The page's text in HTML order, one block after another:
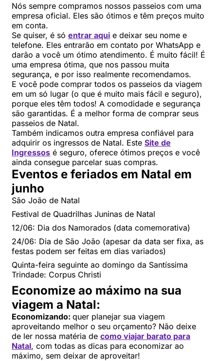
Nós sempre compramos nossos passeios com uma
empresa oficial. Eles são ótimos e têm preços muito
em conta.
Se quiser, é só entrar aqui e deixar seu nome e
telefone. Eles entrarão em contato por WhatsApp e
darão a você um ótimo atendimento. É muito fácil! É
uma empresa ótima, que nos passou muita
segurança, e por isso realmente recomendamos.
E você pode comprar todos os passeios da viagem
em um só lugar (o que é muito mais fácil e seguro),
porque eles têm todos! A comodidade e segurança
são garantidas. É a melhor forma de comprar seus
passeios de Natal.
Também indicamos outra empresa confiável para
adquirir os ingressos de Natal. Este Site de
Ingressos é seguro, oferece ótimos preços e você
ainda consegue parcelar suas compras.
Eventos e feriados em Natal em
junho
São João de Natal
Festival de Quadrilhas Juninas de Natal
12/06: Dia dos Namorados (data comemorativa)
24/06: Dia de São João (apesar da data ser fixa, as
festas podem ser feitas em dias variados)
Quinta-feira seguinte ao domingo da Santíssima
Trindade: Corpus Christi
Economize ao máximo na sua
viagem a Natal:
Economizando: quer planejar sua viagem
aproveitando melhor o seu orçamento? Não deixe
de ler nossa matéria de como viajar barato para
Natal, com todas as dicas para economizar ao
máximo, sem deixar de aproveitar!